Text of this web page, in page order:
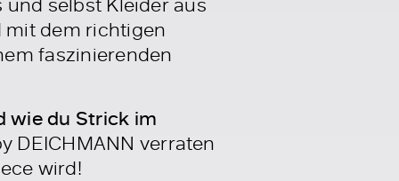
mit dem richtigen
faszinierenden
wie du Strick im
DEICHMANN verraten
wird!